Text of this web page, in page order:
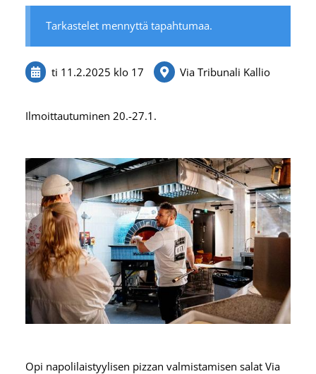
Tarkastelet mennyttä tapahtumaa.
ti 11.2.2025 klo 17 Via Tribunali Kallio
Ilmoittautuminen 20.-27.1.
Opi napolilaistyylisen pizzan valmistamisen salat Via